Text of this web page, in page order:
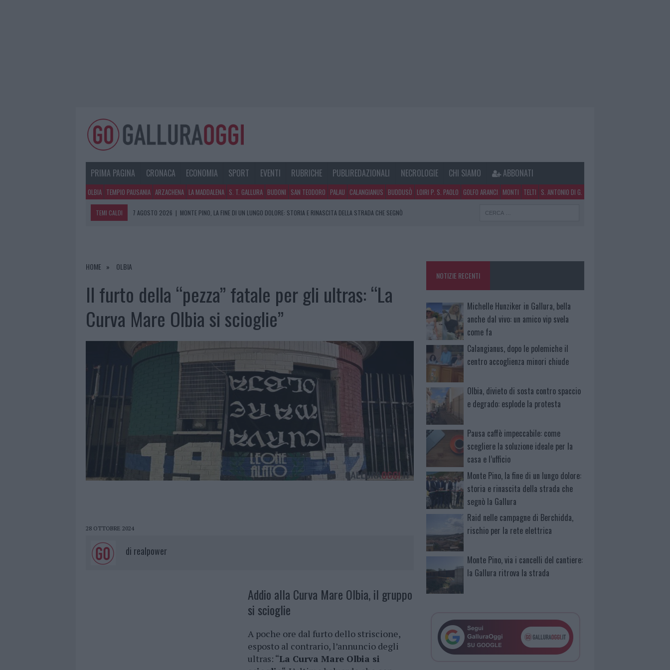
PRIMA PAGINA CRONACA ECONOMIA SPORT EVENTI RUBRICHE PUBLIREDAZIONALI NECROLOGIE CHI SIAMO ABBONATI
OLBIA TEMPIO PAUSANIA ARZACHENA LA MADDALENA S. T. GALLURA BUDONI SAN TEODORO PALAU CALANGIANUS BUDDUSÒ LOIRI P. S. PAOLO GOLFO ARANCI MONTI TELTI S. ANTONIO DI G.
TEMI CALDI 7 AGOSTO 2026 | MONTE PINO, LA FINE DI UN LUNGO DOLORE: STORIA E RINASCITA DELLA STRADA CHE SEGNÒ
7 AGOSTO 2026
7 AGOSTO 2026
| PAUSA CAFFÈ IMPECCABILE: COME SCEGLIERE LA SOLUZIONE IDEALE PER LA CASA E L’UFFICIO
HOME OLBIA
Il furto della “pezza” fatale per gli ultras: “La
Curva Mare Olbia si scioglie”
28 OTTOBRE 2024
di realpower
Addio alla Curva Mare Olbia, il gruppo
si scioglie
A poche ore dal furto dello striscione,
esposto al contrario, l’annuncio degli
ultras: “La Curva Mare Olbia si
NOTIZIE RECENTI
Michelle Hunziker in Gallura, bella
anche dal vivo: un amico vip svela
come fa
Calangianus, dopo le polemiche il
centro accoglienza minori chiude
Olbia, divieto di sosta contro spaccio
e degrado: esplode la protesta
Pausa caffè impeccabile: come
scegliere la soluzione ideale per la
casa e l’ufficio
Monte Pino, la fine di un lungo dolore:
storia e rinascita della strada che
segnò la Gallura
Raid nelle campagne di Berchidda,
rischio per la rete elettrica
Monte Pino, via i cancelli del cantiere:
la Gallura ritrova la strada